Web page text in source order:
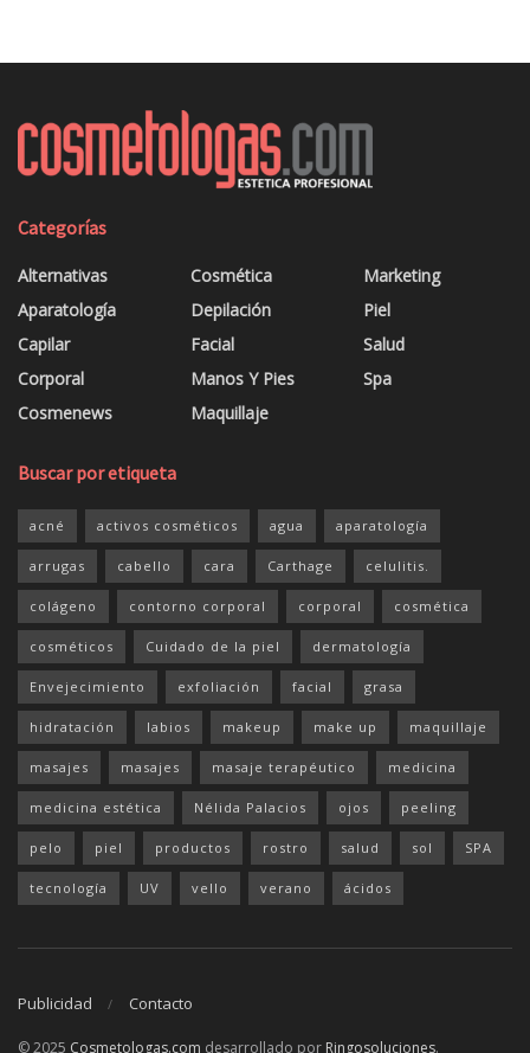
Alternativas
Aparatología
Capilar
Corporal
Cosmenews
Depilación
Facial
Manos Y Pies
Maquillaje
Piel
Salud
Spa
acné activos cosméticos
arrugas cabello cara Carthage celulitis.
colágeno contorno corporal corporal cosmética
cosméticos Cuidado de la piel dermatología
Envejecimiento exfoliación facial grasa
hidratación labios makeup make up
masajes masajes masaje terapéutico medicina
medicina estética Nélida Palacios ojos peeling
pelo piel productos rostro salud sol
tecnología UV vello verano ácidos
© 2025Cosmetologas.com